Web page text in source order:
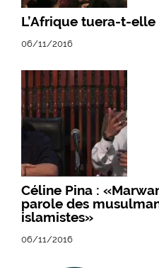
L’Afrique tuera-t-
06/11/2016
Céline Pina :
parole des
islamistes»
06/11/2016